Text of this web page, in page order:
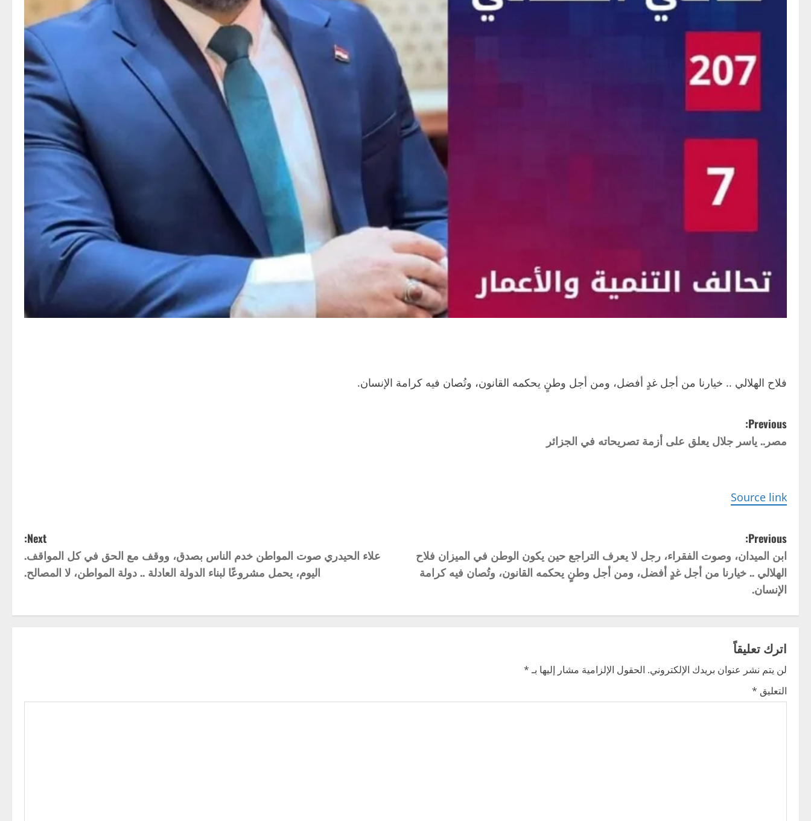
فلاح الهلالي .. خيارنا من أجل غدٍ أفضل، ومن أجل وطنٍ يحكمه القانون، وتُصان فيه كرامة الإنسان.
P
o
t
a
v
a
t
i
Previous:
مصر.. ياسر جلال يعلق على أزمة تصريحاته في الجزائر
Source link
P
o
s
t
n
a
v
Previous:
ابن الميدان، وصوت الفقراء، رجل لا يعرف التراجع حين يكون الوطن في الميزان فلاح
الهلالي .. خيارنا من أجل غدٍ أفضل، ومن أجل وطنٍ يحكمه القانون، وتُصان فيه كرامة
الإنسان.
Next:
علاء الحيدري صوت المواطن خدم الناس بصدق، ووقف مع الحق في كل المواقف.
اليوم، يحمل مشروعًا لبناء الدولة العادلة .. دولة المواطن، لا المصالح.
اترك تعليقاً
لن يتم نشر عنوان بريدك الإلكتروني. الحقول الإلزامية مشار إليها بـ*
التعليق *